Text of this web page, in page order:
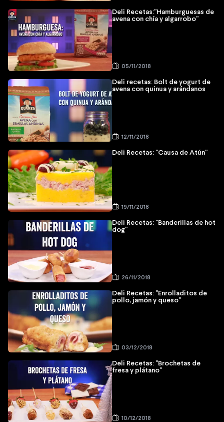
Deli Recetas:"Hamburguesas de
avena con chía y algarrobo"
05/11/2018
Deli recetas: Bolt de yogurt de
avena con quinua y arándanos
12/11/2018
Deli Recetas: "Causa de Atún"
19/11/2018
Deli Recetas: "Banderillas de hot
dog"
26/11/2018
Deli Recetas: "Enrolladitos de
pollo, jamón y queso"
03/12/2018
Deli Recetas: "Brochetas de
fresa y plátano"
10/12/2018